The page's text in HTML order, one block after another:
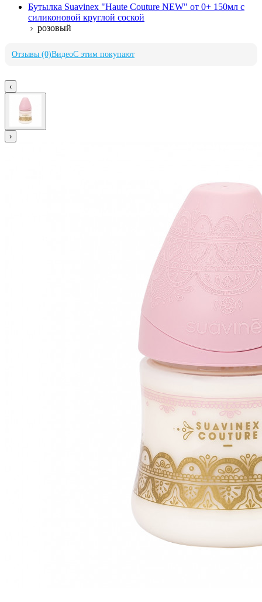
Бутылка Suavinex "Haute Couture NEW" от 0+ 150мл с
силиконовой круглой соской
розовый
Отзывы (0)ВидеоС этим покупают
‹
›